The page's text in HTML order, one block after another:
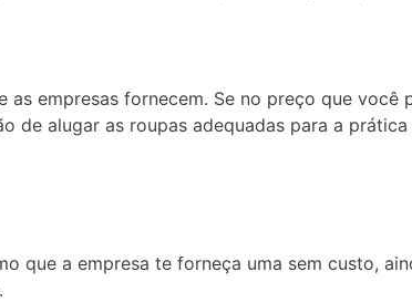
empresas fornecem. Se no preço que
de alugar as roupas adequadas para a
que a empresa te forneça uma sem custo,